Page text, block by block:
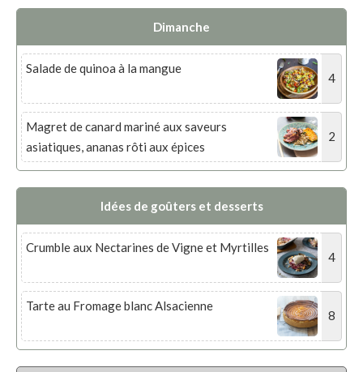
Dimanche
Salade de quinoa à la mangue
4
Magret de canard mariné aux saveurs
asiatiques, ananas rôti aux épices
2
Idées de goûters et desserts
Crumble aux Nectarines de Vigne et Myrtilles
4
Tarte au Fromage blanc Alsacienne
8